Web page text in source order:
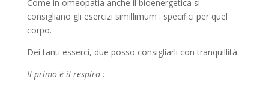
Come in omeopatia anche il bioenergetica si
consigliano gli esercizi simillimum : specifici per quel
corpo.
Dei tanti esserci, due posso consigliarli con tranquillità.
Il primo è il respiro :